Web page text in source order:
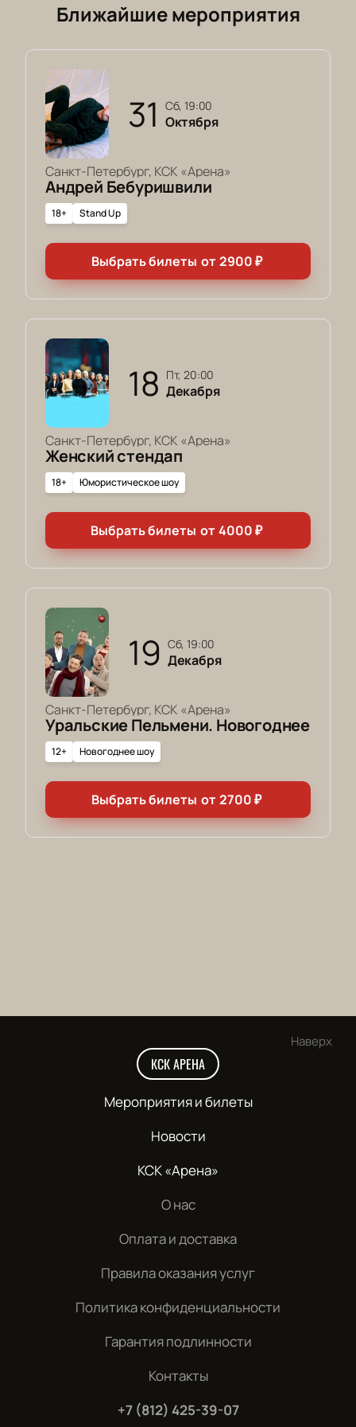
Ближайшие мероприятия
31 сб, 19:00
Октября
Санкт-Петербург, КСК «Арена»
Андрей Бебуришвили
18+ Stand Up
Выбрать билеты от 2900₽
18 пт, 20:00
Декабря
Санкт-Петербург, КСК «Арена»
Женский стендап
18+ Юмористическое шоу
Выбрать билеты от 4000₽
19 сб, 19:00
Декабря
Санкт-Петербург, КСК «Арена»
Уральские Пельмени. Новогоднее
12+ Новогоднее шоу
Выбрать билеты от 2700₽
Наверх
КСК АРЕНА
Мероприятия и билеты
Новости
КСК «Арена»
О нас
Оплата и доставка
Правила оказания услуг
Политика конфиденциальности
Гарантия подлинности
Контакты
+7 (812) 425-39-07